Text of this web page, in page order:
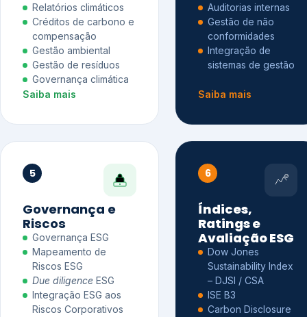
Relatórios climáticos
Créditos de carbono e
compensação
Gestão ambiental
Gestão de resíduos
Governança climática
Saiba mais
Auditorias internas
Gestão de não
conformidades
Integração de
sistemas de gestão
Saiba mais
5
Governança e
Riscos
Governança ESG
Mapeamento de
Riscos ESG
Due diligence ESG
Integração ESG aos
Riscos Corporativos
6
Índices,
Ratings e
Avaliação ESG
Dow Jones
Sustainability Index
– DJSI / CSA
ISE B3
Carbon Disclosure